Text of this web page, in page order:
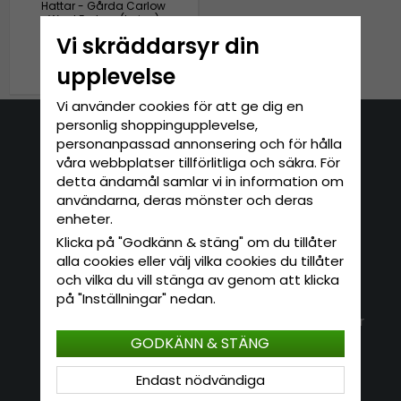
Hattar - Gårda Carlow
Wool Fedora (beige)
899 kr
Kontakta oss
E-mail: info@hatshop.se
Tel: 031-320 22 00
Kundservice
Kontakt
Köpvillkor
Logga in
Information
Populära sökningar
Nyhetsbrev
Om cookies
Vi skräddarsyr din
upplevelse
Vi använder cookies för att ge dig en
personlig shoppingupplevelse,
personanpassad annonsering och för hålla
våra webbplatser tillförlitliga och säkra. För
detta ändamål samlar vi in information om
användarna, deras mönster och deras
enheter.
Klicka på "Godkänn & stäng" om du tillåter
alla cookies eller välj vilka cookies du tillåter
och vilka du vill stänga av genom att klicka
på "Inställningar" nedan.
Endast nödvändiga
GODKÄNN & STÄNG